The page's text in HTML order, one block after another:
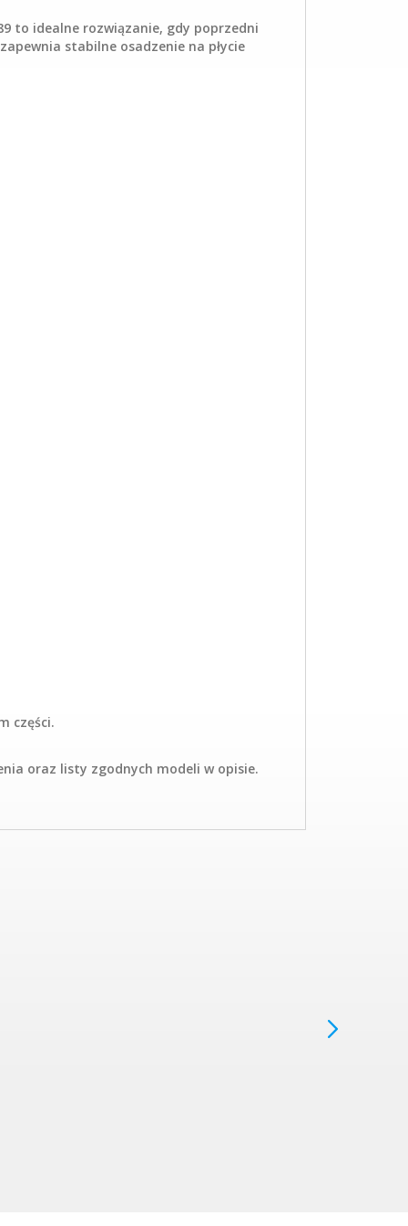
to idealne rozwiązanie, gdy poprzedni
stabilne osadzenie na płycie
części.
oraz listy zgodnych modeli w opisie.